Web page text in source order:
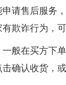
请售后服务
欺诈行为，
般在买方下
确认收货，